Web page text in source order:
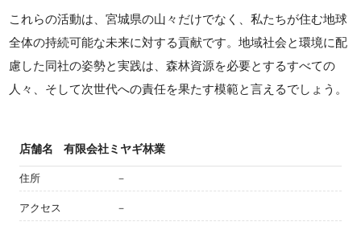
これらの活動は、宮城県の山々だけでなく、私たちが住む地球
全体の持続可能な未来に対する貢献です。地域社会と環境に配
慮した同社の姿勢と実践は、森林資源を必要とするすべての
人々、そして次世代への責任を果たす模範と言えるでしょう。
店舗名 有限会社ミヤギ林業
住所 －
アクセス －